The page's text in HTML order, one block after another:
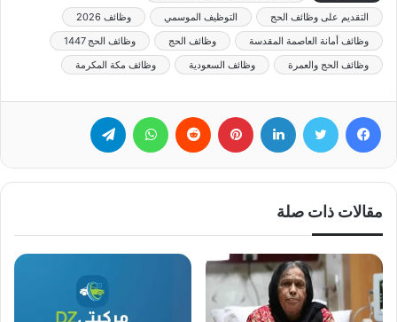
التقديم على وظائف الحج
التوظيف الموسمي
وظائف 2026
وظائف أمانة العاصمة المقدسة
وظائف الحج
وظائف الحج 1447
وظائف الحج والعمرة
وظائف السعودية وظائف مكة المكرمة
مقالات ذات صلة